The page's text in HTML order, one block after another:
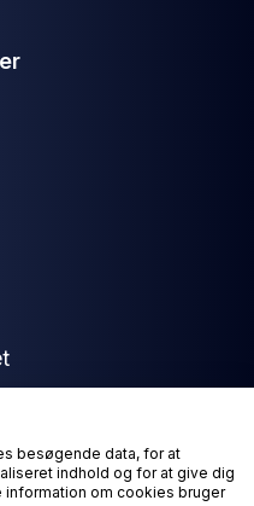
besøgende data, for at
indhold og for at give dig
om cookies bruger